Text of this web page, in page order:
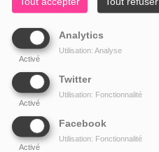
Analytics
Activé
Utilisation: Analyse
Twitter
Activé
Utilisation: Fonctionnalité
Facebook
Activé
Utilisation: Fonctionnalité